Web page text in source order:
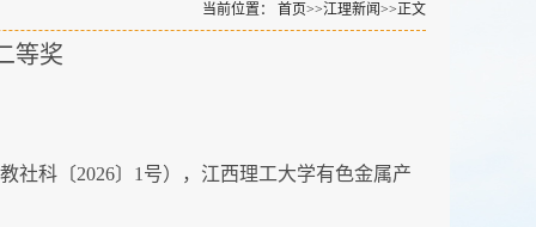
当前位置： 首页>>江理新闻>>正文
等奖
社科〔2026〕1号），江西理工大学有色金属产